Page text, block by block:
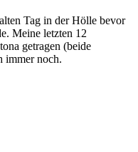
Tag in der Hölle bevor
Meine letzten 12
getragen (beide
immer noch.